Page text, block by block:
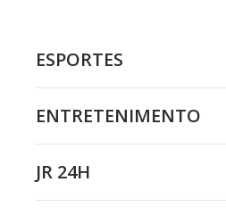
ESPORTES
ENTRETENIMENTO
JR 24H